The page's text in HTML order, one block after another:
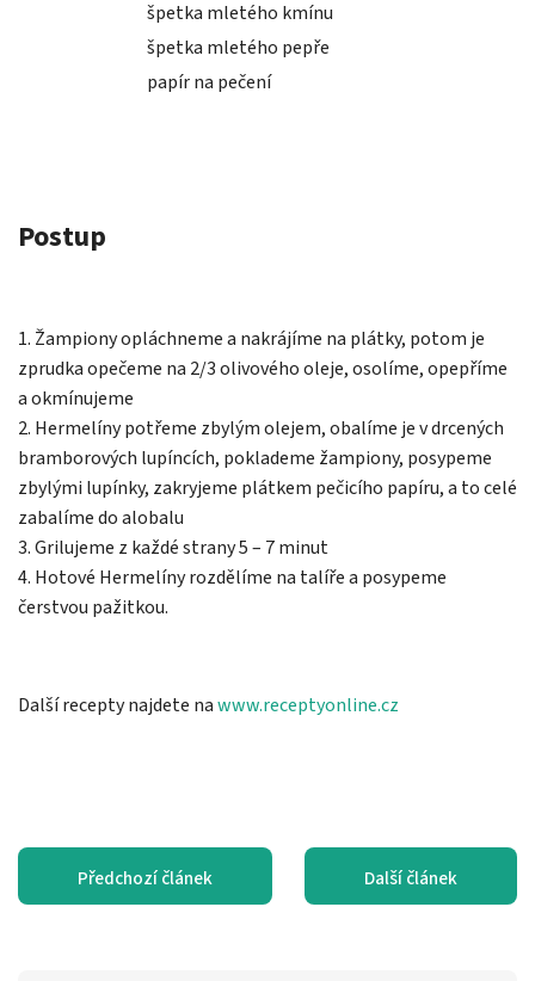
špetka mletého kmínu
špetka mletého pepře
papír na pečení
Postup
1. Žampiony opláchneme a nakrájíme na plátky, potom je
zprudka opečeme na 2/3 olivového oleje, osolíme, opepříme
a okmínujeme
2. Hermelíny potřeme zbylým olejem, obalíme je v drcených
bramborových lupíncích, poklademe žampiony, posypeme
zbylými lupínky, zakryjeme plátkem pečicího papíru, a to celé
zabalíme do alobalu
3. Grilujeme z každé strany 5 – 7 minut
4. Hotové Hermelíny rozdělíme na talíře a posypeme
čerstvou pažitkou.
Další recepty najdete nawww.receptyonline.cz
Předchozí článek Další článek